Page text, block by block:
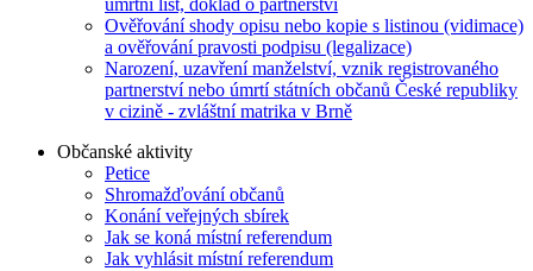
Ověřování shody opisu nebo kopie s listinou (vidimace)
a ověřování pravosti podpisu (legalizace)
Narození, uzavření manželství, vznik registrovaného
partnerství nebo úmrtí státních občanů České republiky
v cizině - zvláštní matrika v Brně
Občanské aktivity
Petice
Shromažďování občanů
Konání veřejných sbírek
Jak se koná místní referendum
Jak vyhlásit místní referendum